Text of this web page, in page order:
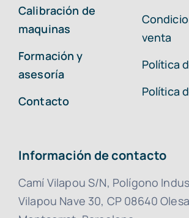
Calibración de
maquinas
Formación y
asesoría
Contacto
venta
Política
Política
Información de contacto
Camí Vilapou S/N, Polígono
Vilapou Nave 30, CP 08640